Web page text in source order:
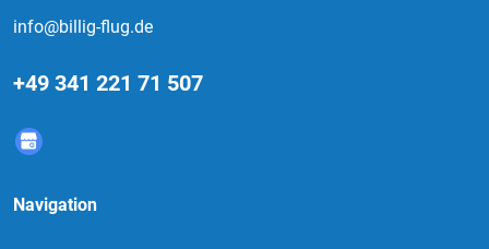
info@billig-flug.de
+49 341 221 71 507
Navigation